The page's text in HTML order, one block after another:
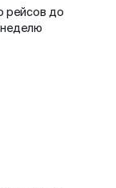
рейсов до